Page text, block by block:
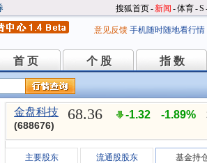
搜狐首页-新闻 -体育-S
意见反馈 手机随时随地看行情
首 页
首 页 个 股
个 股 指 数
指 数
金盘科技
(688676)
68.36 -1.32 -1.89%
主要股东 流通股股东 基金持